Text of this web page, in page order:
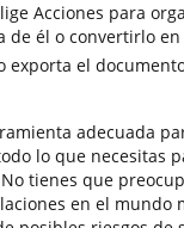
Acciones para
de él o convertirlo
exporta el
adecuada
lo que necesitas
tienes que
en el mundo